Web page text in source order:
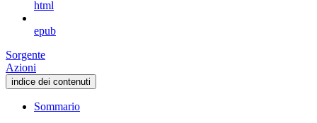
html
epub
Sorgente
Azioni
indice dei contenuti
Sommario